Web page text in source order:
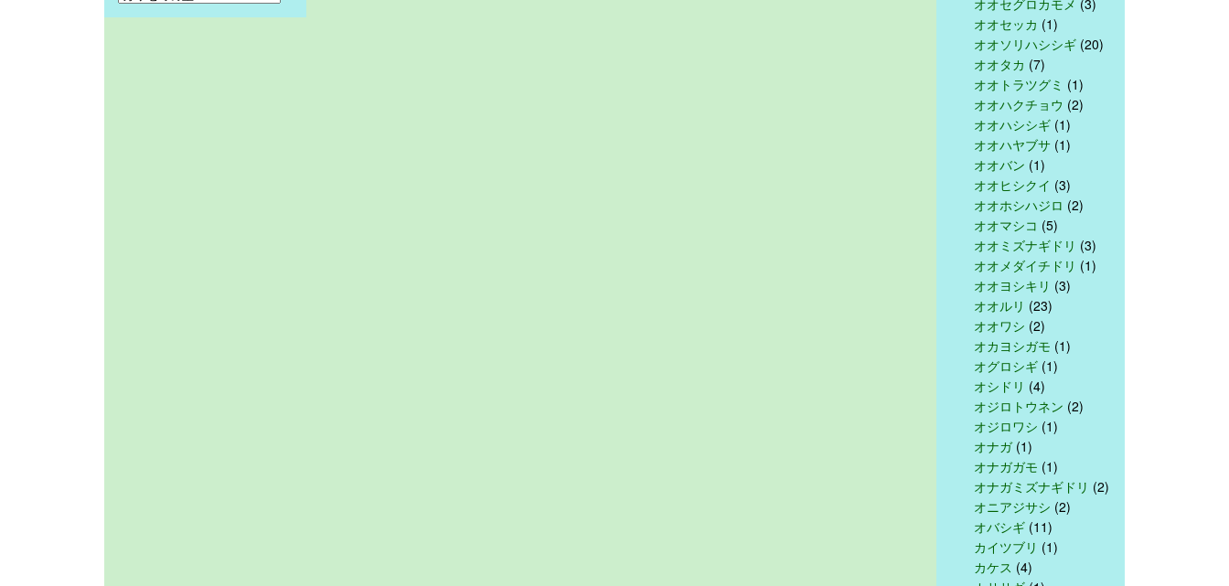
オオセッカ (1)
オオソリハシシギ (20)
オオタカ (7)
オオトラツグミ (1)
オオハクチョウ (2)
オオハシシギ (1)
オオハヤブサ (1)
オオバン (1)
オオヒシクイ (3)
オオホシハジロ (2)
オオマシコ (5)
オオミズナギドリ (3)
オオメダイチドリ (1)
オオヨシキリ (3)
オオルリ (23)
オオワシ (2)
オカヨシガモ (1)
オグロシギ (1)
オシドリ (4)
オジロトウネン (2)
オジロワシ (1)
オナガ(1)
オナガガモ (1)
オナガミズナギドリ (2)
オニアジサシ (2)
オバシギ (11)
カイツブリ (1)
カケス (4)